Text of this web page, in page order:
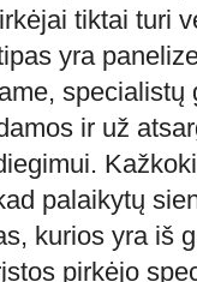
tiktai turi
yra
specialistų
ir už
palaikytų
kurios yra iš
pirkėjo